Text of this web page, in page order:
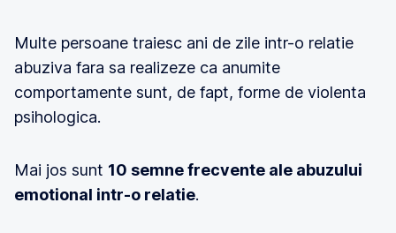
Multe persoane traiesc ani de zile intr-o relatie
abuziva fara sa realizeze ca anumite
comportamente sunt, de fapt, forme de violenta
psihologica.
Mai jos sunt 10 semne frecvente ale abuzului
emotional intr-o relatie.